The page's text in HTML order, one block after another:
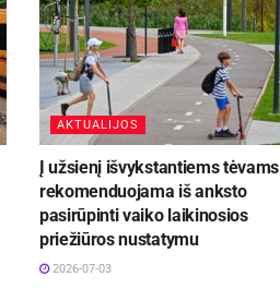
AKTUALIJOS
Į užsienį išvykstantiems tėvams
rekomenduojama iš anksto
pasirūpinti vaiko laikinosios
priežiūros nustatymu
2026-07-03